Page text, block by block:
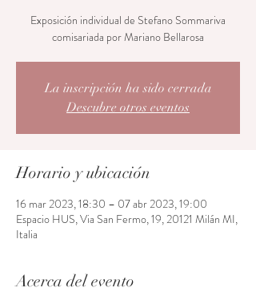
Exposición individual de Stefano Sommariva
comisariada por Mariano Bellarosa
La inscripción ha sido cerrada
Descubre otros eventos
Horario y ubicación
16 mar 2023, 18:30 – 07 abr 2023, 19:00
Espacio HUS, Via San Fermo, 19, 20121 Milán MI,
Italia
Acerca del evento